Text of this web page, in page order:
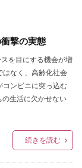
撃の実態
を目にする機会が増
はなく、高齢化社会
コンビニに突っ込む
の生活に欠かせない
続きを読む